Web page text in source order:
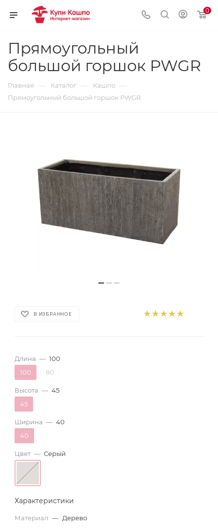
0
Прямоугольный
большой горшок PWGR
Главная — Каталог — Кашпо —
Прямоугольный большой горшок PWGR
В ИЗБРАННОЕ
Длина — 100
100
80
Высота — 45
45
Ширина — 40
40
Цвет — Серый
Характеристики
Материал — Дерево